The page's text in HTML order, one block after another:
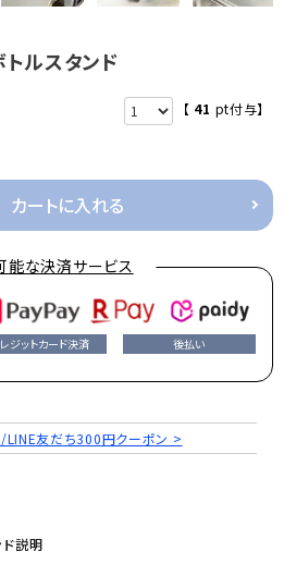
トルスタンド
【 41 pt付与】
カートに入れる
能な決済サービス
ジットカード決済 後払い
LINE友だち300円クーポン >
ンド説明